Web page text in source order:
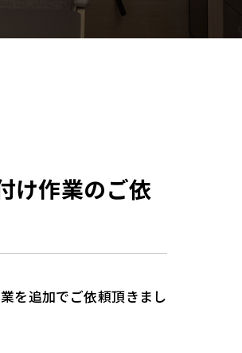
け作業のご依
を追加でご依頼頂きまし